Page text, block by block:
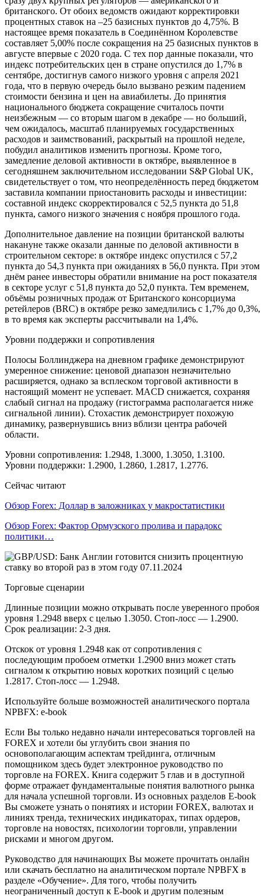
британского. От обоих ведомств ожидают корректировки
процентных ставок на –25 базисных пунктов до 4,75%. В
настоящее время показатель в Соединённом Королевстве
составляет 5,00% после сокращения на 25 базисных пунктов в
августе впервые с 2020 года. С тех пор данные показали, что
индекс потребительских цен в стране опустился до 1,7% в
сентябре, достигнув самого низкого уровня с апреля 2021
года, что в первую очередь было вызвано резким падением
стоимости бензина и цен на авиабилеты. До принятия
национального бюджета сокращение считалось почти
неизбежным — со вторым шагом в декабре — но больший,
чем ожидалось, масштаб планируемых государственных
расходов и заимствований, раскрытый на прошлой неделе,
побудил аналитиков изменить прогнозы. Кроме того,
замедление деловой активности в октябре, выявленное в
сегодняшнем заключительном исследовании S&P Global UK,
свидетельствует о том, что неопределённость перед бюджетом
заставила компании приостановить расходы и инвестиции:
составной индекс скорректировался с 52,5 пункта до 51,8
пункта, самого низкого значения с ноября прошлого года.
Дополнительное давление на позиции британской валюты
накануне также оказали данные по деловой активности в
строительном секторе: в октябре индекс опустился с 57,2
пункта до 54,3 пункта при ожиданиях в 56,0 пункта. При этом
днём ранее инвесторы обратили внимание на рост показателя
в секторе услуг с 51,8 пункта до 52,0 пункта. Тем временем,
объёмы розничных продаж от Британского консорциума
ретейлеров (BRC) в октябре резко замедлились с 1,7% до 0,3%,
в то время как эксперты рассчитывали на 1,4%.
Уровни поддержки и сопротивления
Полосы Боллинджера на дневном графике демонстрируют
умеренное снижение: ценовой диапазон незначительно
расширяется, однако за всплеском торговой активности в
настоящий момент не успевает. MACD снижается, сохраняя
слабый сигнал на продажу (гистограмма располагается ниже
сигнальной линии). Стохастик демонстрирует похожую
динамику, развернувшись вниз вблизи центра рабочей
области.
Уровни сопротивления: 1.2948, 1.3000, 1.3050, 1.3100.
Уровни поддержки: 1.2900, 1.2860, 1.2817, 1.2776.
Сейчас читают
Обзор Forex: Доллар в заложниках у макростатистики
Обзор Forex: Фактор Ормузского пролива и парадокс
политики…
Торговые сценарии
Длинные позиции можно открывать после уверенного пробоя
уровня 1.2948 вверх с целью 1.3050. Стоп-лосс — 1.2900.
Срок реализации: 2-3 дня.
Отскок от уровня 1.2948 как от сопротивления с
последующим пробоем отметки 1.2900 вниз может стать
сигналом к открытию новых коротких позиций с целью
1.2817. Стоп-лосс — 1.2948.
Используйте больше возможностей аналитического портала
NPBFX: e-book
Если Вы только недавно начали интересоваться торговлей на
FOREX и хотели бы углубить свои знания по
основополагающим аспектам трейдинга, отличным
помощником здесь будет электронное руководство по
торговле на FOREX. Книга содержит 5 глав и в доступной
форме отражает фундаментальные понятия валютного рынка
для начала успешной торговли. Из основных разделов E-book
Вы сможете узнать о понятиях и истории FOREX, валютах и
линиях тренда, технических индикаторах, типах ордеров,
торговле на новостях, психологии торговли, управлении
рисками и многом другом.
Руководство для начинающих Вы можете прочитать онлайн
или скачать бесплатно на аналитическом портале NPBFX в
разделе «Обучение». Для того, чтобы получить
неограниченный доступ к E-book и другим полезным